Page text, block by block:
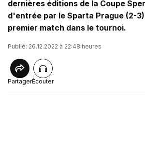
dernières éditions de la Coupe
d'entrée par le Sparta Prague (2-
premier match dans le tournoi.
Publié: 26.12.2022 à 22:48 heures
PartagerÉcouter